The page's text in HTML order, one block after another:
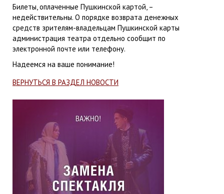
Билеты, оплаченные Пушкинской картой, –
недействительны. О порядке возврата денежных
средств зрителям-владельцам Пушкинской карты
администрация театра отдельно сообщит по
электронной почте или телефону.
Надеемся на ваше понимание!
ВЕРНУТЬСЯ В РАЗДЕЛ НОВОСТИ